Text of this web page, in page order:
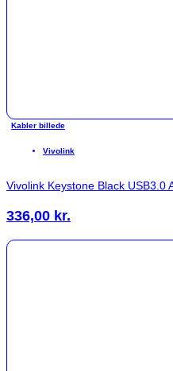
Kabler billede
Vivolink
Vivolink Keystone Black USB3.0
336,00 kr.